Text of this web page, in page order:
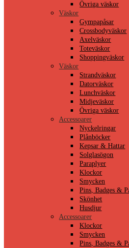
Övriga väskor
Väskor
Gympapåsar
Crossbodyväskor
Axelväskor
Toteväskor
Shoppingväskor
Väskor
Strandväskor
Datorväskor
Lunchväskor
Midjeväskor
Övriga väskor
Accessoarer
Nyckelringar
Plånböcker
Kepsar & Hattar
Solglasögon
Paraplyer
Klockor
Smycken
Pins, Badges &
Skönhet
Husdjur
Accessoarer
Klockor
Smycken
Pins, Badges &